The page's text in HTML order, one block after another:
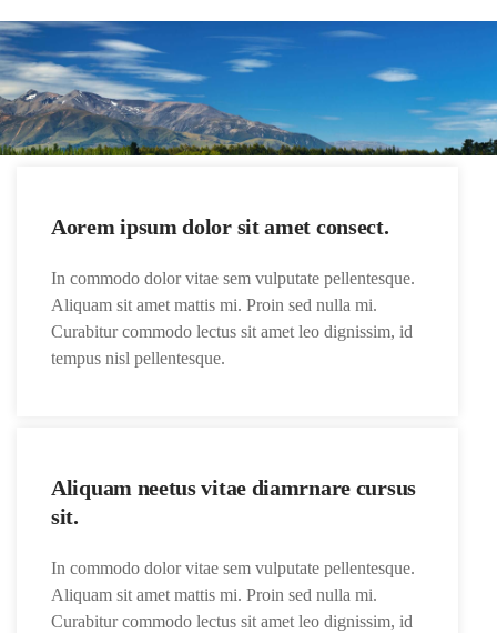
Aorem ipsum dolor sit amet consect.
In commodo dolor vitae sem vulputate pellentesque.
Aliquam sit amet mattis mi. Proin sed nulla mi.
Curabitur commodo lectus sit amet leo dignissim, id
tempus nisl pellentesque.
Aliquam neetus vitae diamrnare cursus
sit.
In commodo dolor vitae sem vulputate pellentesque.
Aliquam sit amet mattis mi. Proin sed nulla mi.
Curabitur commodo lectus sit amet leo dignissim, id